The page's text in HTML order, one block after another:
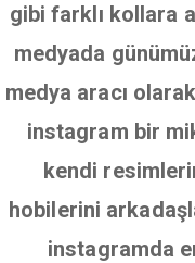
gibi farklı kollara
medyada
medya aracı
instagram bir
kendi
hobilerini
instagramda